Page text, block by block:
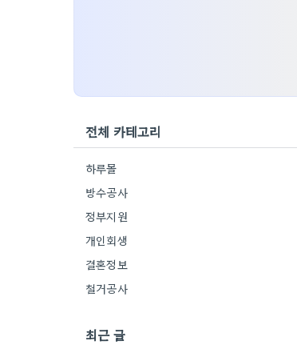
전체 카테고리
하루몰
방수공사
정부지원
개인회생
결혼정보
철거공사
최근 글